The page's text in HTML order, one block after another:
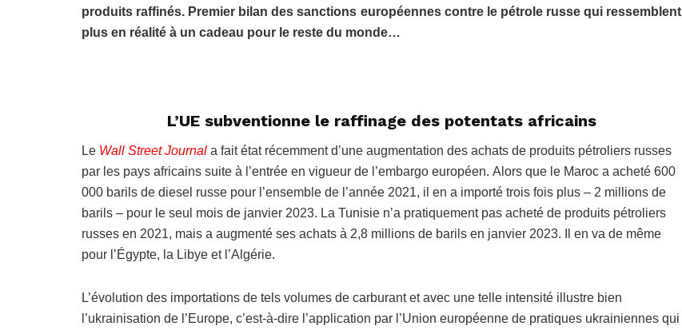
produits raffinés. Premier bilan des sanctions européennes contre le pétrole russe qui ressemblent
plus en réalité à un cadeau pour le reste du monde…
L’UE subventionne le raffinage des potentats africains
Le Wall Street Journal a fait état récemment d’une augmentation des achats de produits pétroliers russes
par les pays africains suite à l’entrée en vigueur de l’embargo européen. Alors que le Maroc a acheté 600
000 barils de diesel russe pour l’ensemble de l’année 2021, il en a importé trois fois plus – 2 millions de
barils – pour le seul mois de janvier 2023. La Tunisie n’a pratiquement pas acheté de produits pétroliers
russes en 2021, mais a augmenté ses achats à 2,8 millions de barils en janvier 2023. Il en va de même
pour l’Égypte, la Libye et l’Algérie.
L’évolution des importations de tels volumes de carburant et avec une telle intensité illustre bien
l’ukrainisation de l’Europe, c’est-à-dire l’application par l’Union européenne de pratiques ukrainiennes qui